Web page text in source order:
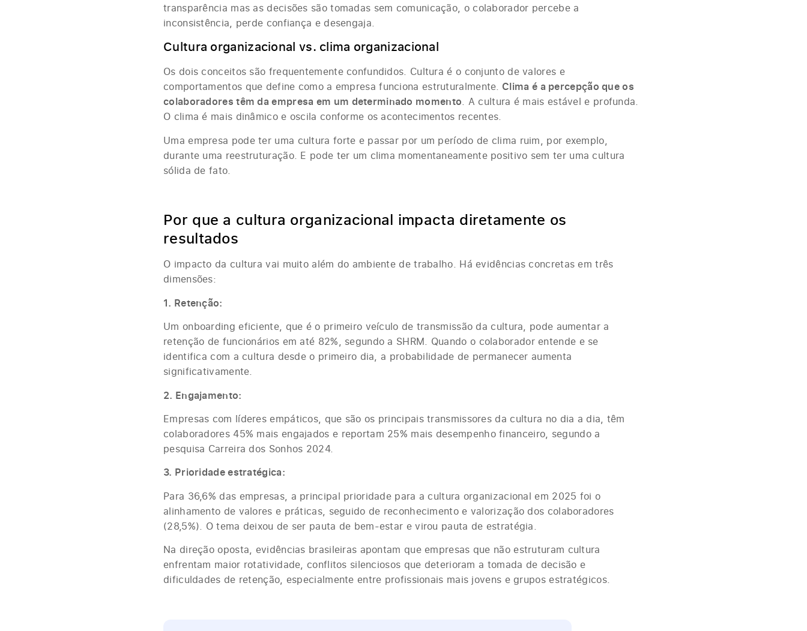
transparência mas as decisões são tomadas sem comunicação, o colaborador percebe a
inconsistência, perde confiança e desengaja.
Cultura organizacional vs. clima organizacional
Os dois conceitos são frequentemente confundidos. Cultura é o conjunto de valores e
comportamentos que define como a empresa funciona estruturalmente. Clima é a percepção que os
colaboradores têm da empresa em um determinado momento. A cultura é mais estável e profunda.
O clima é mais dinâmico e oscila conforme os acontecimentos recentes.
Uma empresa pode ter uma cultura forte e passar por um período de clima ruim, por exemplo,
durante uma reestruturação. E pode ter um clima momentaneamente positivo sem ter uma cultura
sólida de fato.
Por que a cultura organizacional impacta diretamente os
resultados
O impacto da cultura vai muito além do ambiente de trabalho. Há evidências concretas em três
dimensões:
1. Retenção:
Um onboarding eficiente, que é o primeiro veículo de transmissão da cultura, pode aumentar a
retenção de funcionários em até 82%, segundo a SHRM. Quando o colaborador entende e se
identifica com a cultura desde o primeiro dia, a probabilidade de permanecer aumenta
significativamente.
2. Engajamento:
Empresas com líderes empáticos, que são os principais transmissores da cultura no dia a dia, têm
colaboradores 45% mais engajados e reportam 25% mais desempenho financeiro, segundo a
pesquisa Carreira dos Sonhos 2024.
3. Prioridade estratégica:
Para 36,6% das empresas, a principal prioridade para a cultura organizacional em 2025 foi o
alinhamento de valores e práticas, seguido de reconhecimento e valorização dos colaboradores
(28,5%). O tema deixou de ser pauta de bem-estar e virou pauta de estratégia.
Na direção oposta, evidências brasileiras apontam que empresas que não estruturam cultura
enfrentam maior rotatividade, conflitos silenciosos que deterioram a tomada de decisão e
dificuldades de retenção, especialmente entre profissionais mais jovens e grupos estratégicos.